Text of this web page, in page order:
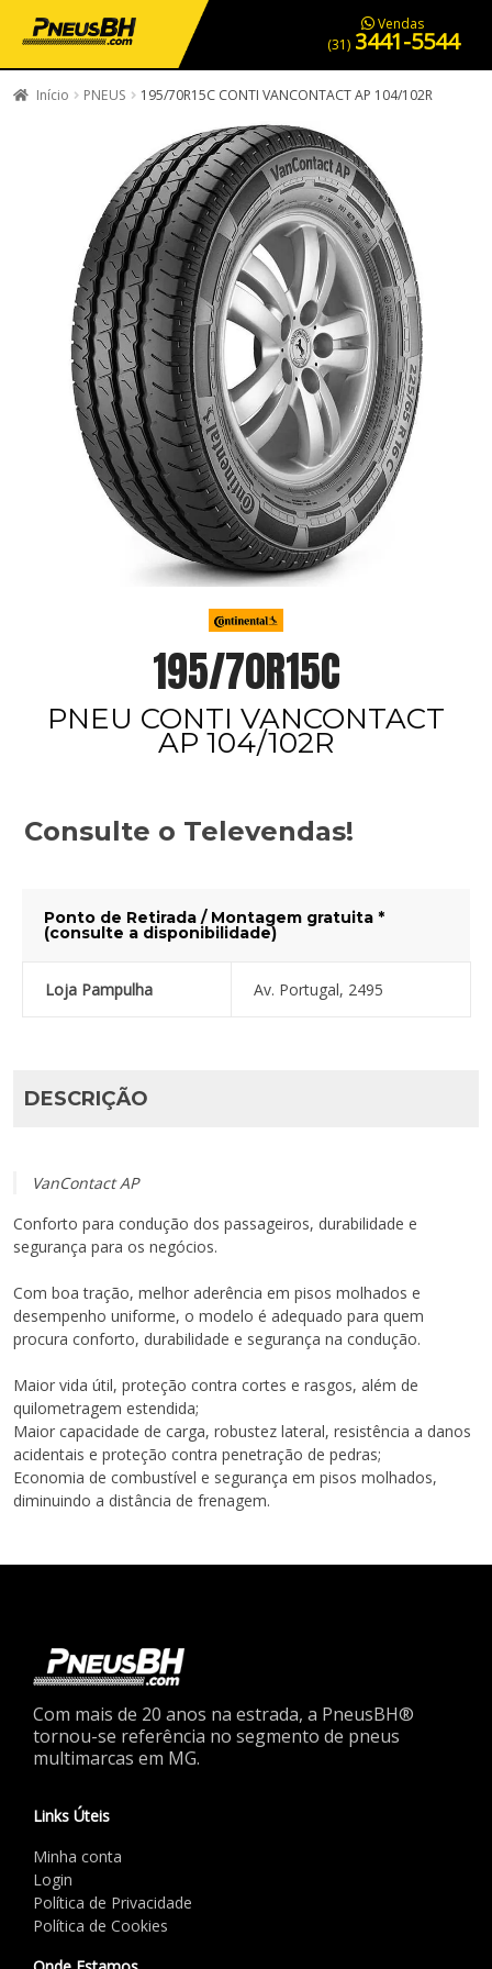
PNEUS EM OFERTA SERVIÇOS AUTOMOTIVOS NOSSA LOJA
Vendas
(31) 3441-5544
Início PNEUS 195/70R15C CONTI VANCONTACT AP 104/102R
195/70R15C
PNEU CONTI VANCONTACT
AP 104/102R
Consulte o Televendas!
Ponto de Retirada / Montagem gratuita *
(consulte a disponibilidade)
Loja Pampulha Av. Portugal, 2495
DESCRIÇÃO
VanContact AP
Conforto para condução dos passageiros, durabilidade e
segurança para os negócios.
Com boa tração, melhor aderência em pisos molhados e
desempenho uniforme, o modelo é adequado para quem
procura conforto, durabilidade e segurança na condução.
Maior vida útil, proteção contra cortes e rasgos, além de
quilometragem estendida;
Maior capacidade de carga, robustez lateral, resistência a danos
acidentais e proteção contra penetração de pedras;
Economia de combustível e segurança em pisos molhados,
diminuindo a distância de frenagem.
Com mais de 20 anos na estrada, a PneusBH®
tornou-se referência no segmento de pneus
multimarcas em MG.
Links Úteis
Minha conta
Login
Política de Privacidade
Política de Cookies